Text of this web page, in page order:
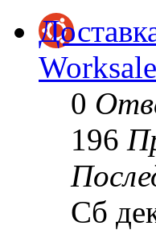
Worksale
0
196
Сб